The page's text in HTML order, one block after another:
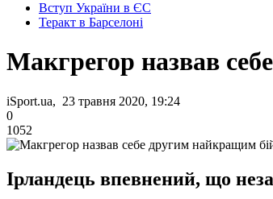
Вступ України в ЄС
Теракт в Барселоні
Макгрегор назвав
iSport.ua, 23 травня 2020, 19:24
0
1052
Ірландець впевнений, що